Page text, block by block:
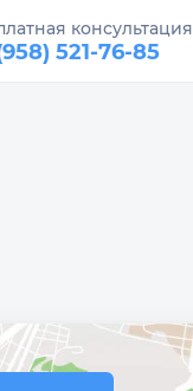
консультация
521-76-85